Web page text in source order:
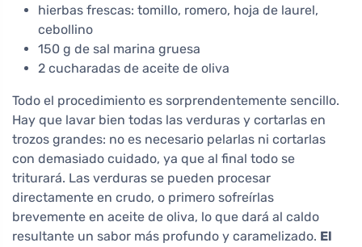
hierbas frescas: tomillo, romero, hoja de laurel,
cebollino
150 g de sal marina gruesa
2 cucharadas de aceite de oliva
Todo el procedimiento es sorprendentemente sencillo.
Hay que lavar bien todas las verduras y cortarlas en
trozos grandes: no es necesario pelarlas ni cortarlas
con demasiado cuidado, ya que al final todo se
triturará. Las verduras se pueden procesar
directamente en crudo, o primero sofreírlas
brevemente en aceite de oliva, lo que dará al caldo
resultante un sabor más profundo y caramelizado. El